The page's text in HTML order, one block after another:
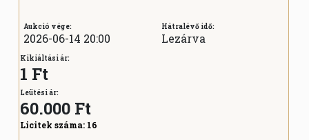
Aukció vége:
2026-06-14 20:00
Hátralévő idő:
Lezárva
Kikiáltási ár:
1 Ft
Leütési ár:
60.000 Ft
Licitek száma: 16